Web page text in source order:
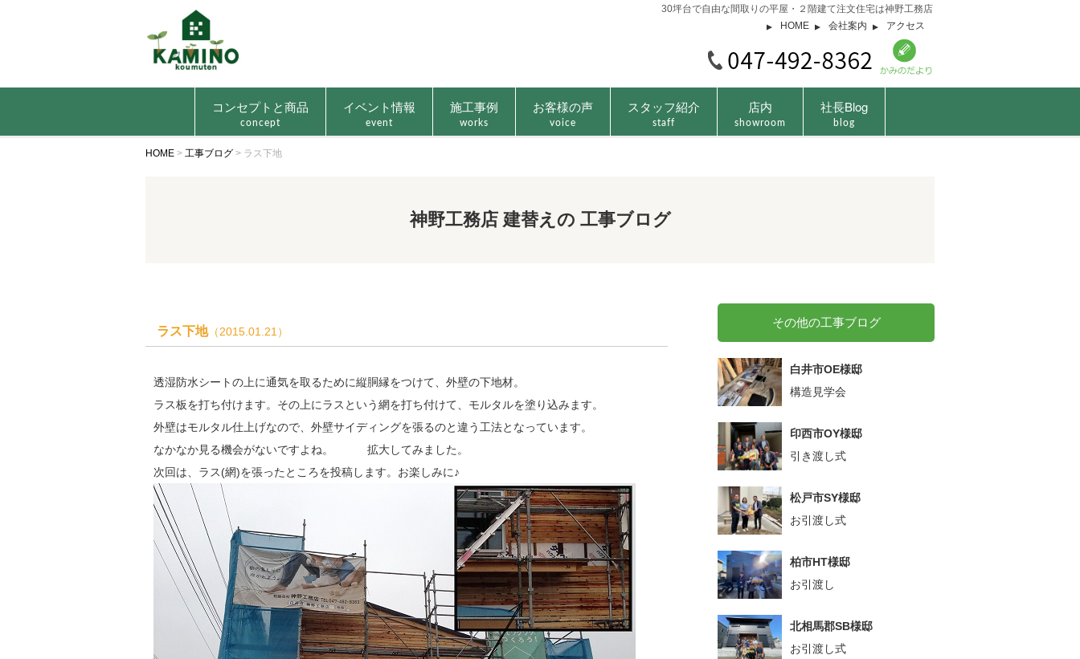
30坪台で自由な間取りの平屋・２階建て注文住宅は神野工務店
HOME
会社案内 アクセス
コンセプトと商品
concept
イベント情報
event
施工事例
works
お客様の声
voice
スタッフ紹介
staff
店内
showroom
社長Blog
blog
HOME > 工事ブログ > ラス下地
神野工務店 建替えの 工事ブログ
ラス下地（2015.01.21）
透湿防水シートの上に通気を取るために縦胴縁をつけて、外壁の下地材。
ラス板を打ち付けます。その上にラスという網を打ち付けて、モルタルを塗り込みます。
外壁はモルタル仕上げなので、外壁サイディングを張るのと違う工法となっています。
なかなか見る機会がないですよね。 拡大してみました。
次回は、ラス(網)を張ったところを投稿します。お楽しみに♪
その他の工事ブログ
白井市OE様邸
構造見学会
印西市OY様邸
引き渡し式
松戸市SY様邸
お引渡し式
柏市HT様邸
お引渡し
北相馬郡SB様邸
お引渡し式